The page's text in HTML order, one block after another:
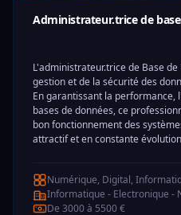
Administrateur.trice de
L'administrateur.trice de Base
gestion et de la sécurité des
En garantissant la
bases de données, ce
bon fonctionnement des
attractif et en constante
Numérique, Digital,
Informatique - Electronique -
De 3000 à 5500 €